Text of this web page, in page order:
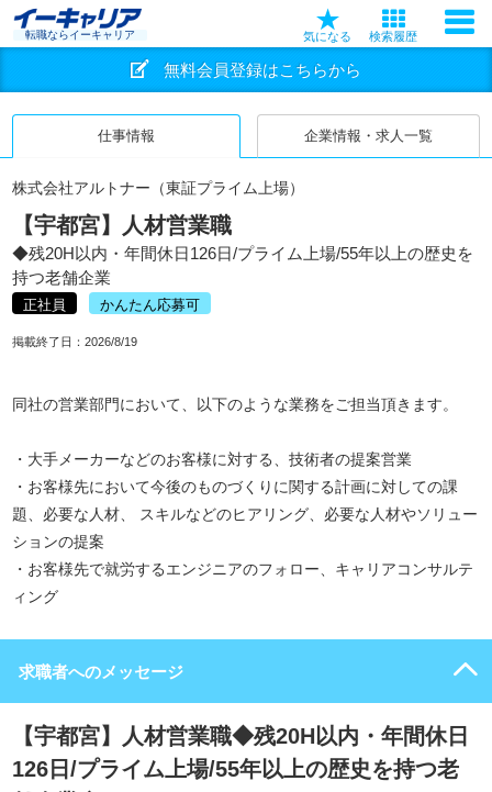
転職ならイーキャリア 気になる 検索履歴
無料会員登録はこちらから
仕事情報 企業情報・求人一覧
株式会社アルトナー（東証プライム上場）
【宇都宮】人材営業職
◆残20H以内・年間休日126日/プライム上場/55年以上の歴史を
持つ老舗企業
正社員 かんたん応募可
掲載終了日： 2026/8/19
同社の営業部門において、以下のような業務をご担当頂きます。
・大手メーカーなどのお客様に対する、技術者の提案営業
・お客様先において今後のものづくりに関する計画に対しての課
題、必要な人材、 スキルなどのヒアリング、必要な人材やソリュー
ションの提案
・お客様先で就労するエンジニアのフォロー、キャリアコンサルテ
ィング
求職者へのメッセージ
【宇都宮】人材営業職◆残20H以内・年間休日
126日/プライム上場/55年以上の歴史を持つ老